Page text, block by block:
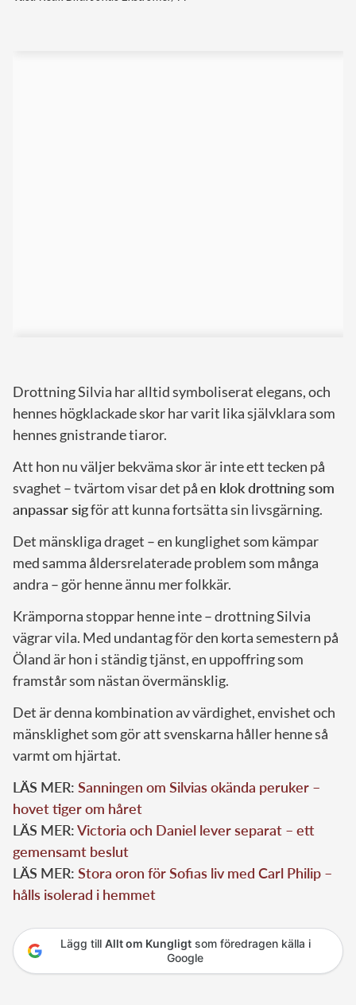
Drottning Silvia har alltid symboliserat elegans, och
hennes högklackade skor har varit lika självklara som
hennes gnistrande tiaror.
Att hon nu väljer bekväma skor är inte ett tecken på
svaghet – tvärtom visar det påen klok drottning som
anpassar sigför att kunna fortsätta sin livsgärning.
Det mänskliga draget – en kunglighet som kämpar
med samma åldersrelaterade problem som många
andra – gör henne ännu mer folkkär.
Krämporna stoppar henne inte – drottning Silvia
vägrar vila. Med undantag för den korta semestern på
Öland är hon i ständig tjänst, en uppoffring som
framstår som nästan övermänsklig.
Det är denna kombination av värdighet, envishet och
mänsklighet som gör att svenskarna håller henne så
varmt om hjärtat.
LÄS MER: Sanningen om Silvias okända peruker –
hovet tiger om håret
LÄS MER:Victoria och Daniel lever separat – ett
gemensamt beslut
LÄS MER: Stora oron för Sofias liv med Carl Philip –
hålls isolerad i hemmet
Lägg till Allt om Kungligtsom föredragen källa i
Google